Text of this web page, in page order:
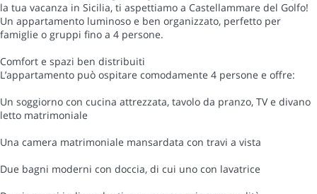
la tua vacanza in Sicilia, ti aspettiamo a Castellammare del Golfo!
Un appartamento luminoso e ben organizzato, perfetto per
famiglie o gruppi fino a 4 persone.
Comfort e spazi ben distribuiti
L’appartamento può ospitare comodamente 4 persone e offre:
Un soggiorno con cucina attrezzata, tavolo da pranzo, TV e divano
letto matrimoniale
Una camera matrimoniale mansardata con travi a vista
Due bagni moderni con doccia, di cui uno con lavatrice